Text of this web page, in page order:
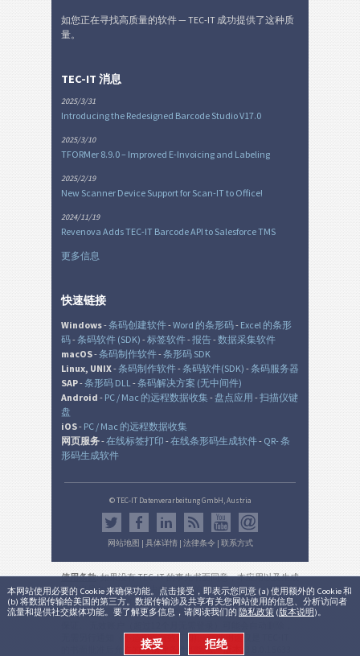
本网站使用必要的 Cookie 来确保功能。点击接受，即表示您同意 (a) 使用额外的 Cookie 和
(b) 将数据传输给美国的第三方。数据传输涉及共享有关您网站使用的信息、分析访问者
流量和提供社交媒体功能。要了解更多信息，请阅读我们的 隐私政策 (版本说明)。
接受 拒绝
NF Nutrition Labels
₣
M 杂
如您正在寻找高质量的软件 — TEC-IT 成功提供了这种质
量。
TEC-IT 消息
2025/3/31
Introducing the Redesigned Barcode Studio V17.0
2025/3/10
TFORMer 8.9.0 – Improved E-Invoicing and Labeling
2025/2/19
New Scanner Device Support for Scan-IT to Office!
2024/11/19
Revenova Adds TEC-IT Barcode API to Salesforce TMS
更多信息
快速链接
Windows-条码创建软件-Word 的条形码- Excel 的条形
码-条码软件 (SDK) -标签软件-报告-数据采集软件
macOS-条码制作软件-条形码 SDK
Linux, UNIX-条码制作软件-条码软件(SDK) -条码服务器
SAP-条形码 DLL-条码解决方案 (无中间件)
Android - PC / Mac 的远程数据收集- 盘点应用 -扫描仪键
盘
iOS- PC / Mac 的远程数据收集
网页服务-在线标签打印 -在线条形码生成软件- QR- 条
形码生成软件
© TEC-IT Datenverarbeitung GmbH, Austria
网站地图 | 具体详情| 法律条令| 联系方式
使用条款: 如果没有 TEC-IT 的事先书面同意，本应用以及生成
的输出是在非生产环境中的非商业的评估目的而设。 使用只
允许用于法律目的，并根据该有效的国家或国际法规。 本服
务的功能性，正确性和/或不间断可用性或所产生的结果不能
无需另行通知（不适用于有效订阅)。 商业用途仅是 TEC-IT
的书面批准后允许的。法律条件和隐私。版本: